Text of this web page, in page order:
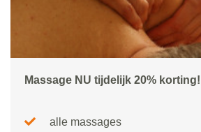
Massage NU tijdelijk 20% korting!
alle massages